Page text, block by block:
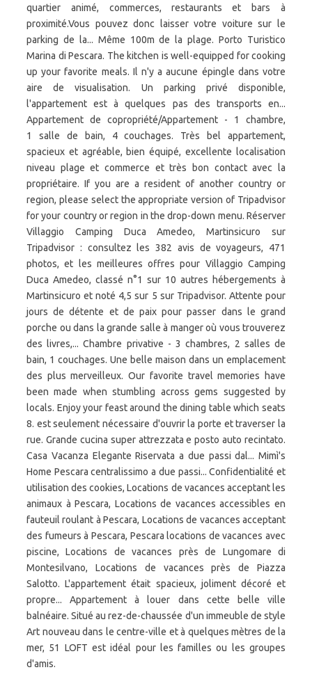
quartier animé, commerces, restaurants et bars à
proximité.Vous pouvez donc laisser votre voiture sur le
parking de la... Même 100m de la plage. Porto Turistico
Marina di Pescara. The kitchen is well-equipped for cooking
up your favorite meals. Il n'y a aucune épingle dans votre
aire de visualisation. Un parking privé disponible,
l'appartement est à quelques pas des transports en...
Appartement de copropriété/Appartement - 1 chambre,
1 salle de bain, 4 couchages. Très bel appartement,
spacieux et agréable, bien équipé, excellente localisation
niveau plage et commerce et très bon contact avec la
propriétaire. If you are a resident of another country or
region, please select the appropriate version of Tripadvisor
for your country or region in the drop-down menu. Réserver
Villaggio Camping Duca Amedeo, Martinsicuro sur
Tripadvisor : consultez les 382 avis de voyageurs, 471
photos, et les meilleures offres pour Villaggio Camping
Duca Amedeo, classé n°1 sur 10 autres hébergements à
Martinsicuro et noté 4,5 sur 5 sur Tripadvisor. Attente pour
jours de détente et de paix pour passer dans le grand
porche ou dans la grande salle à manger où vous trouverez
des livres,... Chambre privative - 3 chambres, 2 salles de
bain, 1 couchages. Une belle maison dans un emplacement
des plus merveilleux. Our favorite travel memories have
been made when stumbling across gems suggested by
locals. Enjoy your feast around the dining table which seats
8. est seulement nécessaire d'ouvrir la porte et traverser la
rue. Grande cucina super attrezzata e posto auto recintato.
Casa Vacanza Elegante Riservata a due passi dal... Mimì's
Home Pescara centralissimo a due passi... Confidentialité et
utilisation des cookies, Locations de vacances acceptant les
animaux à Pescara, Locations de vacances accessibles en
fauteuil roulant à Pescara, Locations de vacances acceptant
des fumeurs à Pescara, Pescara locations de vacances avec
piscine, Locations de vacances près de Lungomare di
Montesilvano, Locations de vacances près de Piazza
Salotto. L'appartement était spacieux, joliment décoré et
propre... Appartement à louer dans cette belle ville
balnéaire. Situé au rez-de-chaussée d'un immeuble de style
Art nouveau dans le centre-ville et à quelques mètres de la
mer, 51 LOFT est idéal pour les familles ou les groupes
d'amis.